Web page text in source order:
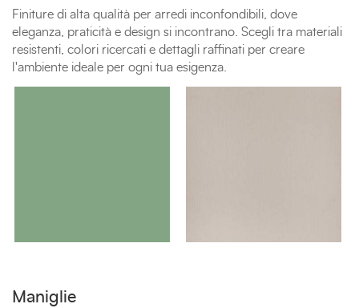
Finiture di alta qualità per arredi inconfondibili, dove
eleganza, praticità e design si incontrano. Scegli tra materiali
resistenti, colori ricercati e dettagli raffinati per creare
l'ambiente ideale per ogni tua esigenza.
Maniglie